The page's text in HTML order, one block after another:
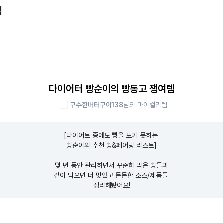
다이어터 빵순이의 빵동고 쟁여템
구수한버터구이138님의 마이컬리템
[다이어트 중에도 빵을 포기 못하는
빵순이의 추천 빵&페어링 리스트]
몇 년 동안 관리하면서 꾸준히 먹은 빵들과
같이 먹으면 더 맛있고 든든한 소스/제품들
정리해봤어요!